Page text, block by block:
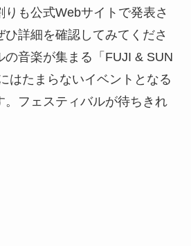
も公式Webサイトで発表さ
詳細を確認してみてくださ
の音楽が集まる「FUJI & SUN
はたまらないイベントとなる
。フェスティバルが待ちきれ